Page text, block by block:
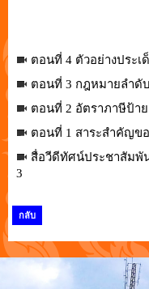
ตอนที่ 4 ตัวอย่างประ
ตอนที่ 3 กฎหมายลำดั
ตอนที่ 2 อัตราภาษีป้าย
ตอนที่ 1 สาระสำคัญข
สื่อวีดีทัศน์ประชาสัมพั
3
กลับ